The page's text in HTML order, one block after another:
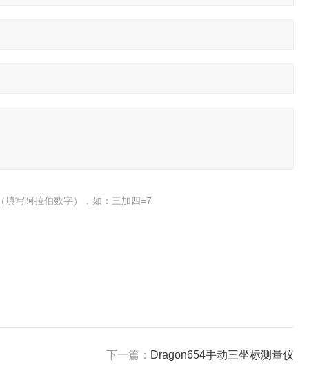
填写阿拉伯数字），如：三加四=7
下一篇： Dragon654手动三坐标测量仪